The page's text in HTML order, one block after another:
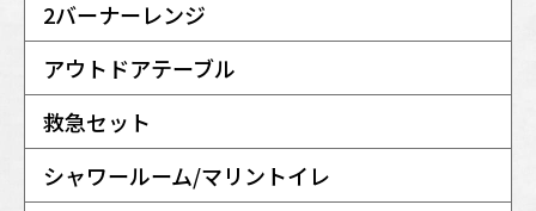
2バーナーレンジ
アウトドアテーブル
救急セット
シャワールーム/マリントイレ